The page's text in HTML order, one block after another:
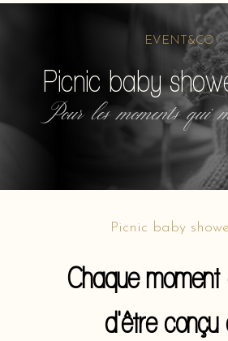
Picnic baby
Pour les moments qui
Picnic baby
Chaque
d'être conçu